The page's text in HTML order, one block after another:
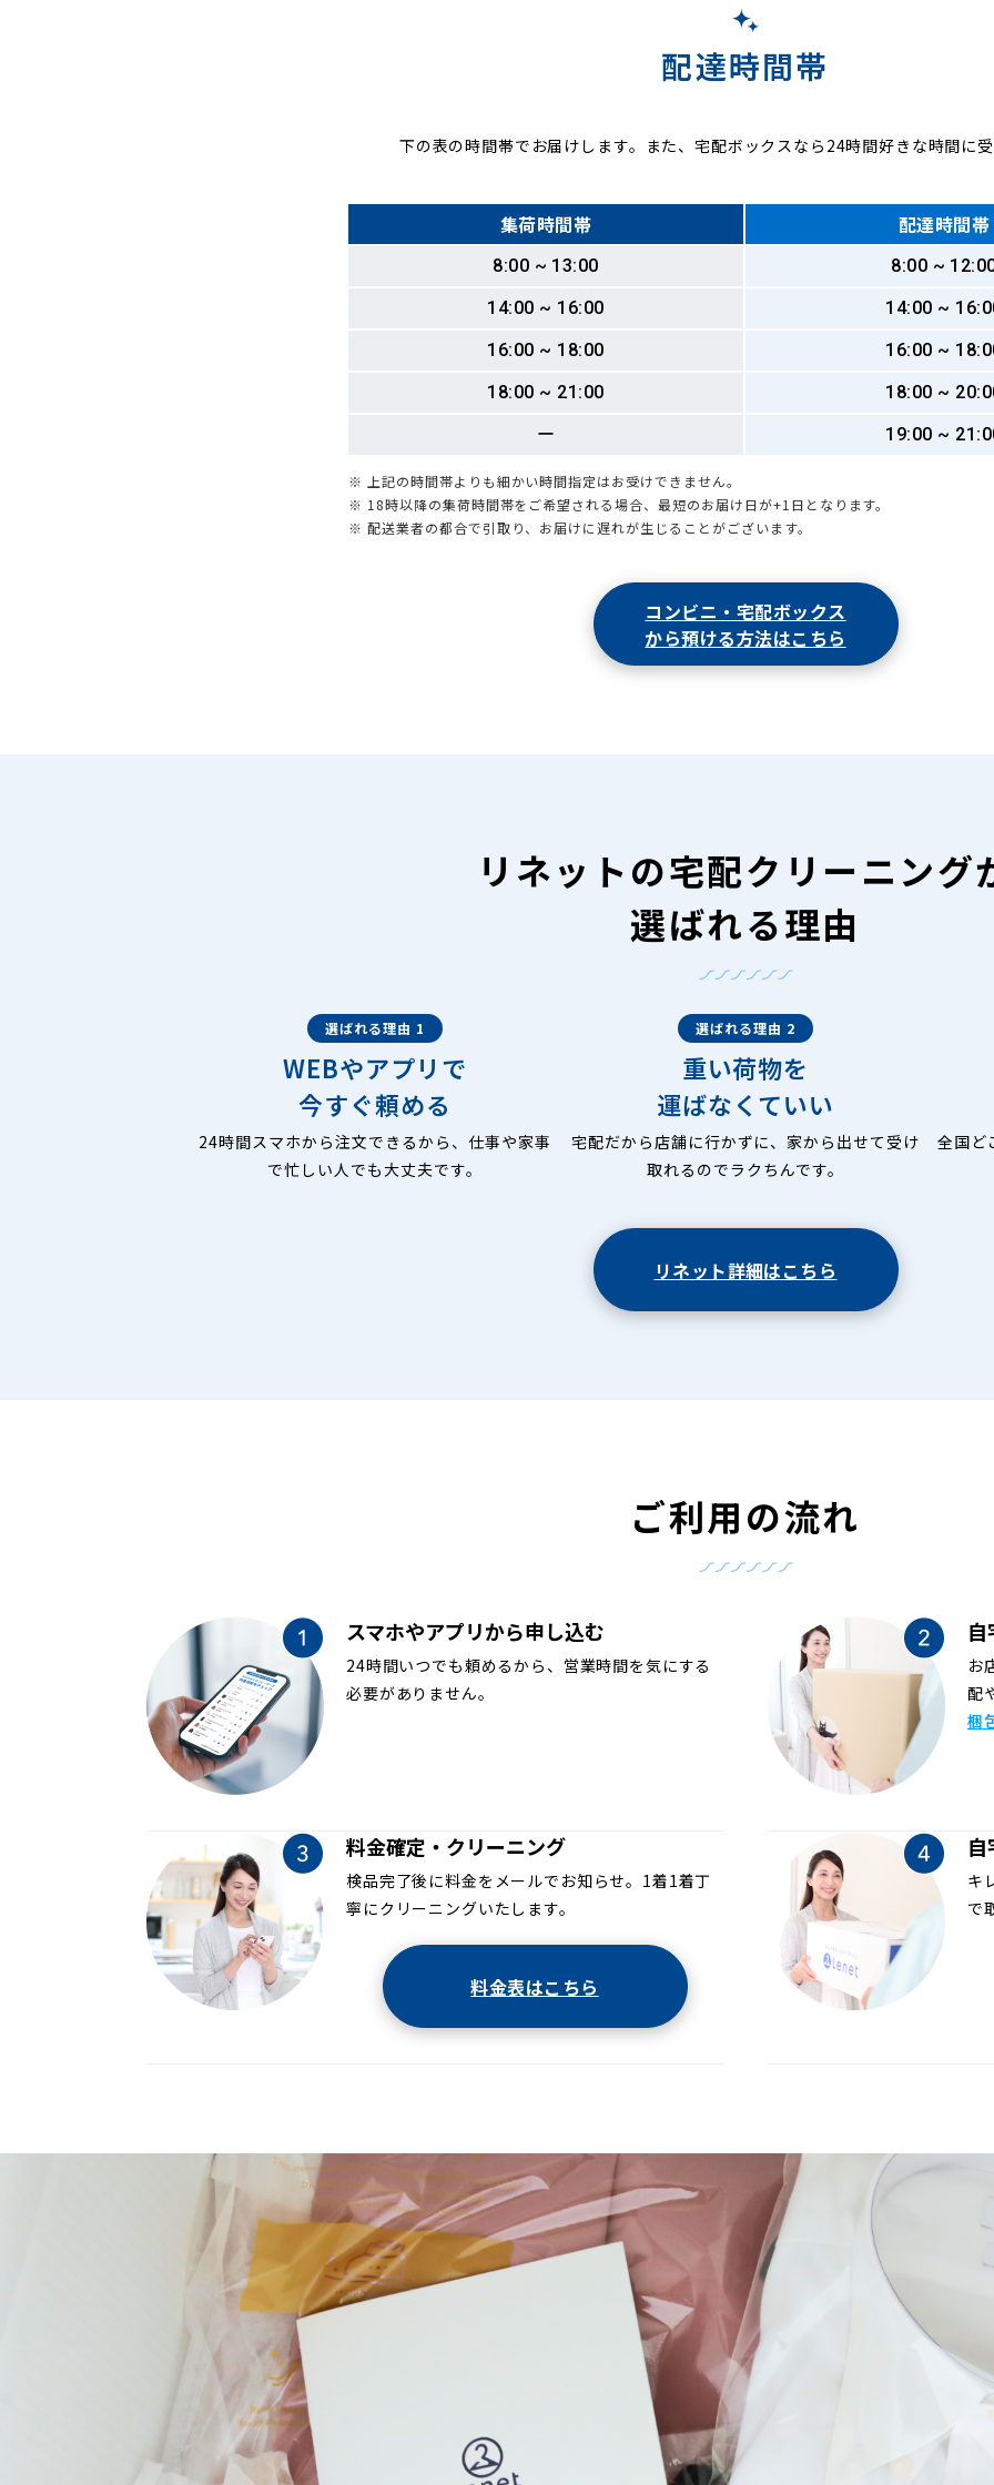
配達時間帯
下の表の時間帯でお届けします。また、宅配ボックスなら24時間好きな時間に
集荷時間帯 配達時間帯
8:00 ~ 13:00
8:00 ~
14:00 ~ 16:00
14:00 ~
16:00 ~ 18:00
16:00 ~
18:00 ~ 21:00
18:00 ~
ー
19:00 ~
※ 上記の時間帯よりも細かい時間指定はお受けできません。
※ 18時以降の集荷時間帯をご希望される場合、最短のお届け日が+1日となります。
※ 配送業者の都合で引取り、お届けに遅れが生じることがございます。
コンビニ・宅配ボックス
から預ける方法はこちら
リネットの宅配クリーニング
選ばれる理由
選ばれる理由 1
WEBやアプリで
今すぐ頼める
24時間スマホから注文できるから、仕事や家事
で忙しい人でも大丈夫です。
選ばれる理由 2
重い荷物を
運ばなくていい
宅配だから店舗に行かずに、家から出せて受け
取れるのでラクちんです。
全国ど
リネット詳細はこちら
ご利用の流れ
スマホやアプリから申し込む
24時間いつでも頼めるから、営業時間を気にする
必要がありません。
お
配
梱
料金確定・クリーニング
検品完了後に料金をメールでお知らせ。1着1着丁
寧にクリーニングいたします。
料金表はこちら
キ
で